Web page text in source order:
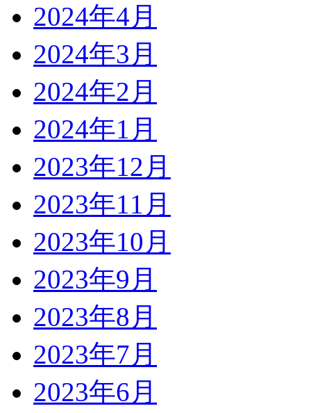
2024年4月
2024年3月
2024年2月
2024年1月
2023年12月
2023年11月
2023年10月
2023年9月
2023年8月
2023年7月
2023年6月